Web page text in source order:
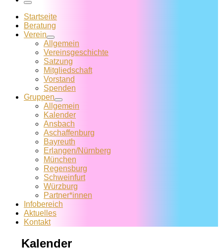
Menü
Startseite
Beratung
Verein
Allgemein
Vereins­geschichte
Satzung
Mitglied­schaft
Vorstand
Spenden
Gruppen
Allgemein
Kalender
Ansbach
Aschaffenburg
Bayreuth
Erlangen/Nürnberg
München
Regensburg
Schweinfurt
Würzburg
Partner*innen
Infobereich
Aktuelles
Kontakt
Kalender